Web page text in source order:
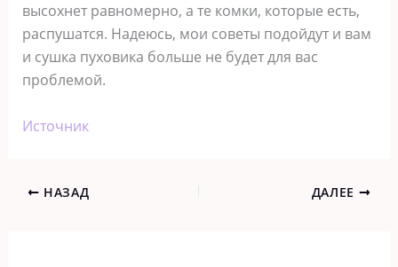
высохнет равномерно, а те комки, которые есть,
распушатся. Надеюсь, мои советы подойдут и вам
и сушка пуховика больше не будет для вас
проблемой.
Источник
НАЗАД ДАЛЕЕ